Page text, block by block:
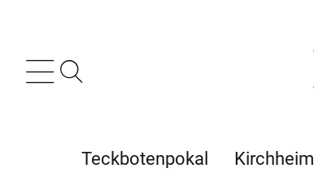
Teckbotenpokal Kirchheim